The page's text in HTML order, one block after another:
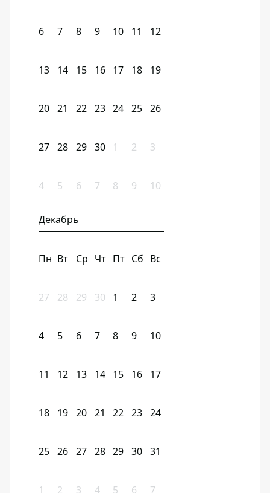
6 7 8 9 10 11 12
13 14 15 16 17 18 19
20 21 22 23 24 25 26
27 28 29 30 1 2 3
4 5 6 7 8 9 10
Декабрь
Пн Вт Ср Чт Пт Сб Вс
27 28 29 30 1 2 3
4 5 6 7 8 9 10
11 12 13 14 15 16 17
18 19 20 21 22 23 24
25 26 27 28 29 30 31
1 2 3 4 5 6 7